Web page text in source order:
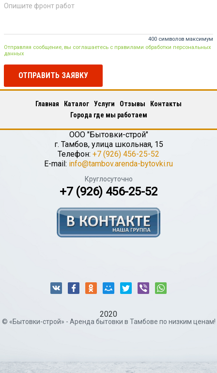
400 символов максимум
Отправляя сообщение, вы соглашаетесь с правилами обработки персональных
данных
ОТПРАВИТЬ ЗАЯВКУ
Главная Каталог Услуги Отзывы
Контакты
Города где мы работаем
ООО "Бытовки-строй"
г. Тамбов, улица школьная, 15
Телефон: +7 (926) 456-25-52
E-mail: info@tambov.arenda-bytovki.ru
Круглосуточно
+7 (926) 456-25-52
2020
© «Бытовки-строй» - Аренда бытовки в Тамбове по низким ценам!